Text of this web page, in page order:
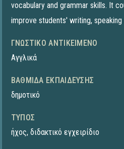
vocabulary and grammar skills. It
improve students' writing, speaking
ΓΝΩΣΤΙΚΌ ΑΝΤΙΚΕΊΜΕΝΟ
Αγγλικά
ΒΑΘΜΊΔΑ ΕΚΠΑΊΔΕΥΣΗΣ
δημοτικό
ΤΎΠΟΣ
ήχος, διδακτικό εγχειρίδιο